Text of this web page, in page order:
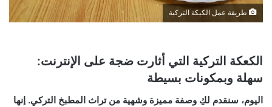
طريقة عمل الكيكة التركية
الكعكة التركية التي أثارت ضجة على الإنترنت:
سهلة وبمكونات بسيطة
اليوم، سنقدم لكِ وصفة مميزة وشهية من تراث المطبخ التركي. إنها